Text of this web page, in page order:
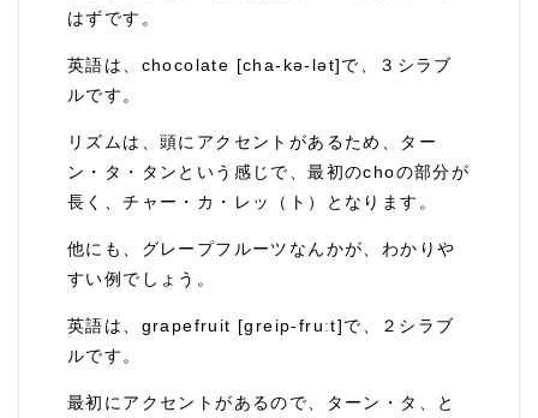
はずです。
英語は、chocolate [cha-kə-lət]で、３シラブ
ルです。
リズムは、頭にアクセントがあるため、ター
ン・タ・タンという感じで、最初のchoの部分が
長く、チャー・カ・レッ（ト）となります。
他にも、グレープフルーツなんかが、わかりや
すい例でしょう。
英語は、grapefruit [greip-fruːt]で、２シラブ
ルです。
最初にアクセントがあるので、ターン・タ、と